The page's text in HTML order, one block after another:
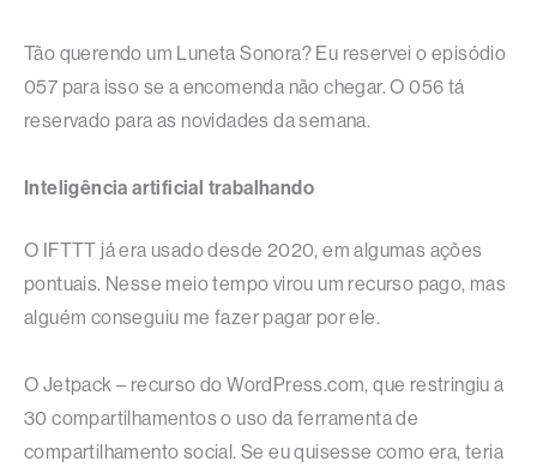
Tão querendo um Luneta Sonora? Eu reservei o episódio
057 para isso se a encomenda não chegar. O 056 tá
reservado para as novidades da semana.
Inteligência artificial trabalhando
O IFTTT já era usado desde 2020, em algumas ações
pontuais. Nesse meio tempo virou um recurso pago, mas
alguém conseguiu me fazer pagar por ele.
O Jetpack – recurso do WordPress.com, que restringiu a
30 compartilhamentos o uso da ferramenta de
compartilhamento social. Se eu quisesse como era, teria